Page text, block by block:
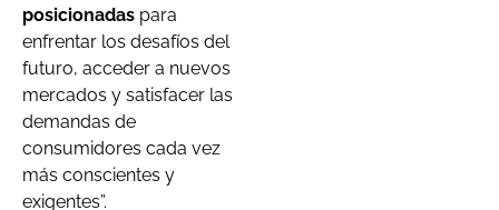
posicionadas para
enfrentar los desafíos del
futuro, acceder a nuevos
mercados y satisfacer las
demandas de
consumidores cada vez
más conscientes y
exigentes”.